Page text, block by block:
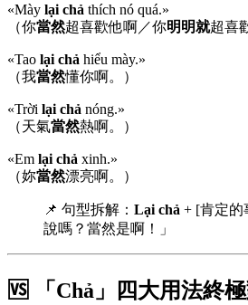
«Mày lại chả thích nó quá.»
（你當然超喜歡他啊／你明明就超喜
«Tao lại chả hiểu mày.»
（我當然懂你啊。）
«Trời lại chả nóng.»
（天氣當然熱啊。）
«Em lại chả xinh.»
（妳當然漂亮啊。）
📌 句型拆解： Lại chả + [肯定的
說嗎？當然是啊！」
🆚 「Chả」四大用法終